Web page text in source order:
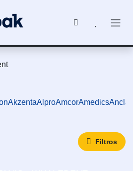
AkzentaAlproAmcorAmedics
Filtros